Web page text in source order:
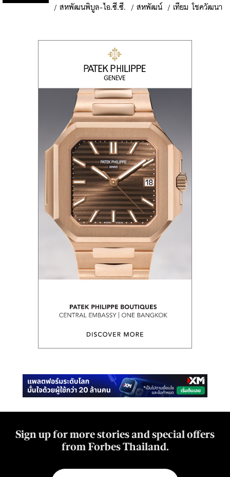
/ สหพัฒนพิบูล-ไอ.ซี.ซี. / สหพัฒน์ / เทียม โชควัฒนา
Sign up for more stories and special offers
from Forbes Thailand.